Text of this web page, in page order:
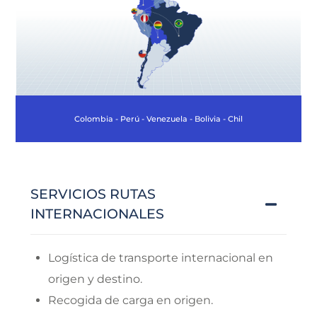
Colombia - Perú - Venezuela - Bolivia - Chile - Brasil
SERVICIOS RUTAS
INTERNACIONALES
Logística de transporte internacional en
origen y destino.
Recogida de carga en origen.